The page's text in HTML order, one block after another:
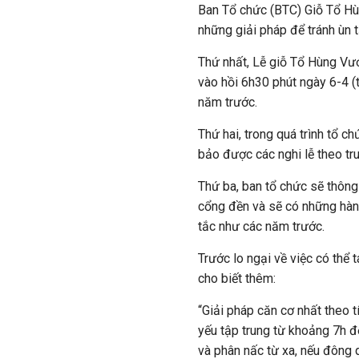
Ban Tổ chức (BTC) Giỗ Tổ
những giải pháp để tránh ùn
Thứ nhất, Lễ giỗ Tổ Hùng
vào hồi 6h30 phút ngày 6-4
năm trước.
Thứ hai, trong quá trình tổ
bảo được các nghi lễ theo
Thứ ba, ban tổ chức sẽ
cổng đền và sẽ có những
tắc như các năm trước.
Trước lo ngại về việc có thể
cho biết thêm:
“Giải pháp căn cơ nhất theo
yếu tập trung từ khoảng 7h
và phân nấc từ xa, nếu đông